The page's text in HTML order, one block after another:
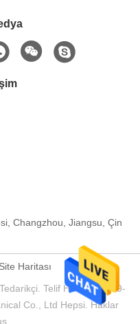
Changzhou, Jiangsu, Çin
Site Haritası
Telif Hakkı © 2019-
Co., Ltd Hepsi. Haklar